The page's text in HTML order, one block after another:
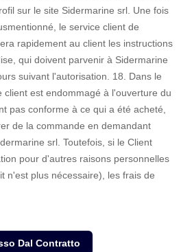
sur le site Sidermarine srl. Une fois
le service client de
rapidement au client les instructions
qui doivent parvenir à Sidermarine
suivant l'autorisation. 18. Dans le
est endommagé à l'ouverture du
pas conforme à ce qui a été acheté,
de la commande en demandant
srl. Toutefois, si le Client
pour d'autres raisons personnelles
n'est plus nécessaire), les frais de
Dal Contratto